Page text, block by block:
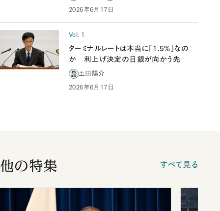
2026年6月17日
Vol. 1
ターミナルレートは本当に「1.5%」なの
か 利上げ決定の日銀が向かう先
土田陽介
2026年6月17日
他の特集 すべて見る